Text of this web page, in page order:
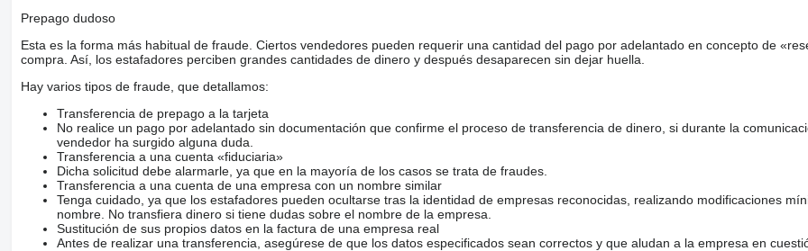
Prepago dudoso
Esta es la forma más habitual de fraude. Ciertos vendedores pueden requerir una cantidad del pago por adelantado en concepto de
compra. Así, los estafadores perciben grandes cantidades de dinero y después desaparecen sin dejar huella.
Hay varios tipos de fraude, que detallamos:
Transferencia de prepago a la tarjeta
No realice un pago por adelantado sin documentación que confirme el proceso de transferencia de dinero, si durante la
vendedor ha surgido alguna duda.
Transferencia a una cuenta «fiduciaria»
Dicha solicitud debe alarmarle, ya que en la mayoría de los casos se trata de fraudes.
Transferencia a una cuenta de una empresa con un nombre similar
Tenga cuidado, ya que los estafadores pueden ocultarse tras la identidad de empresas reconocidas, realizando modificaciones
nombre. No transfiera dinero si tiene dudas sobre el nombre de la empresa.
Sustitución de sus propios datos en la factura de una empresa real
Antes de realizar una transferencia, asegúrese de que los datos especificados sean correctos y que aludan a la empresa en